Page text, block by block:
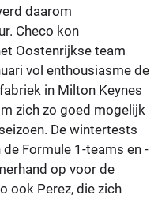
daarom
Checo kon
Oostenrijkse team
vol enthousiasme de
in Milton Keynes
zich zo goed mogelijk
De wintertests
Formule 1-teams en -
op voor de
ook Perez, die zich